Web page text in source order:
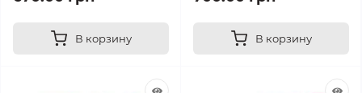
В корзину В корзину